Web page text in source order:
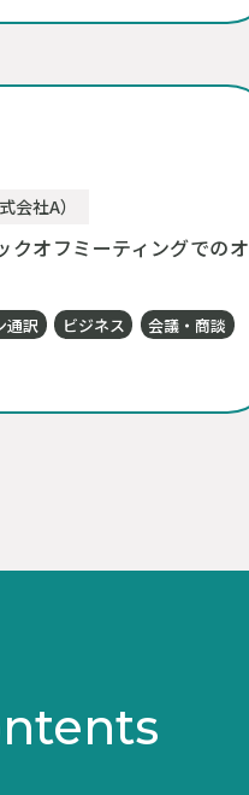
会社A）
クオフミーティングでのオ
通訳 ビジネス
会議・商談